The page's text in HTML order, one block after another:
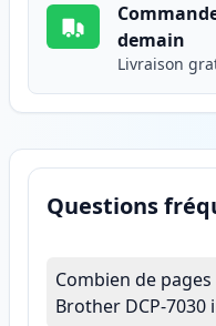
demain
Livraison
Questions
Combien de
Brother DCP-7030